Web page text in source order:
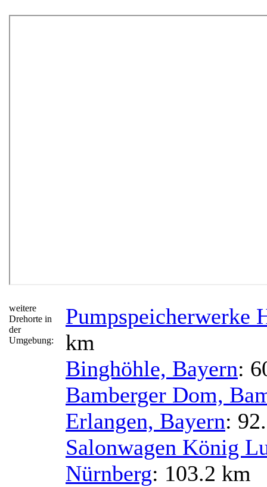
weitere
Drehorte in
der
Umgebung:
Pumpspeicherwerke
km
Binghöhle, Bayern:
Bamberger Dom,
Erlangen, Bayern:
Salonwagen König
Nürnberg: 103.2 km